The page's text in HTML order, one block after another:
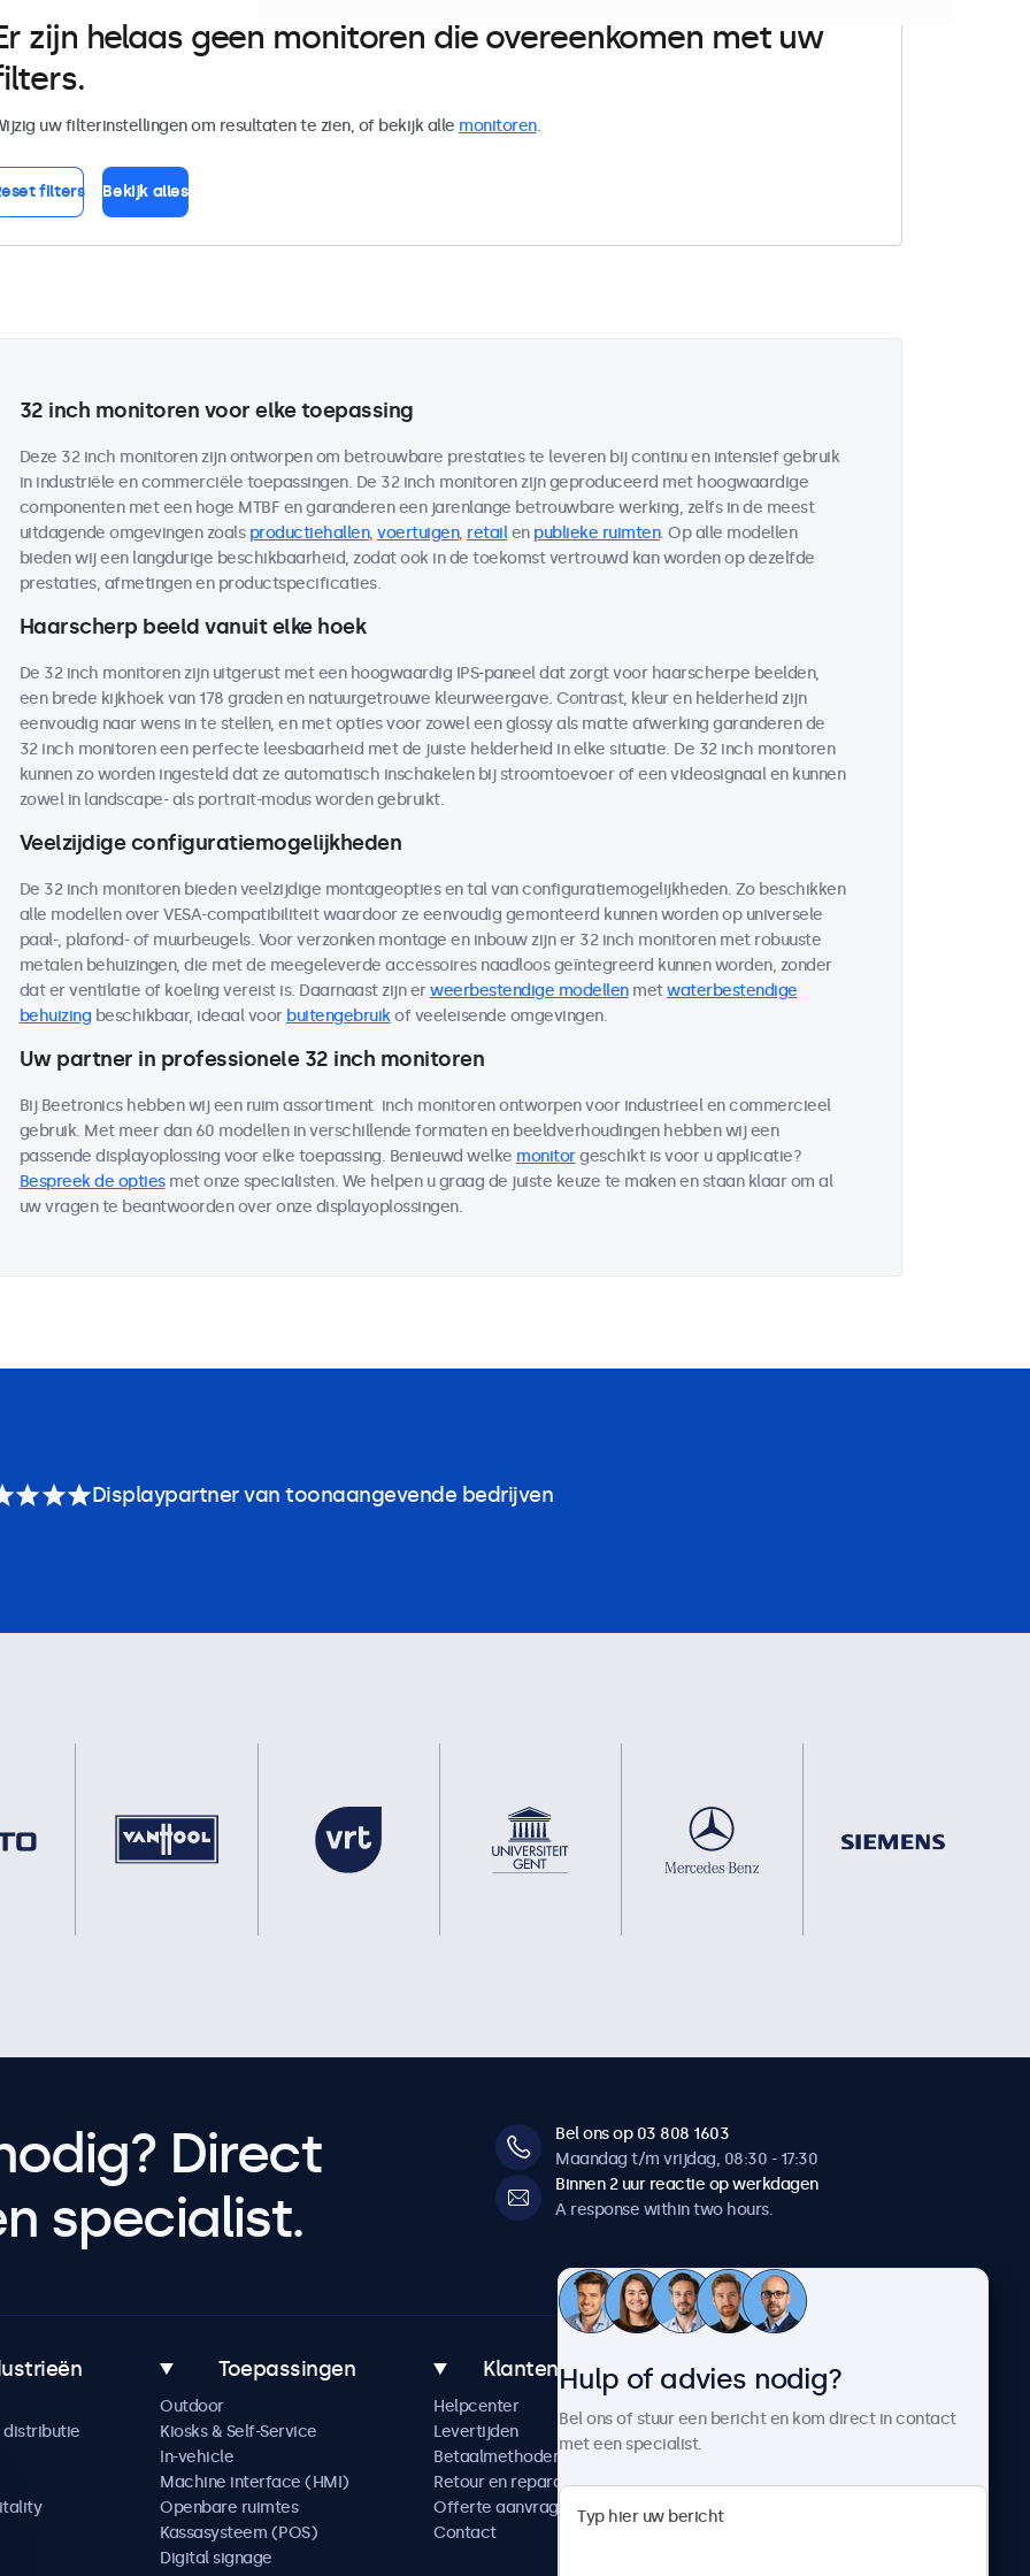
zijn helaas geen monitoren die overeenkomen met uw
uw filterinstellingen om resultaten te zien, of bekijk alle monitoren.
filters Bekijk alles
32 inch monitoren voor elke toepassing
Deze 32 inch monitoren zijn ontworpen om betrouwbare prestaties te leveren bij continu en intensief gebruik
in industriële en commerciële toepassingen. De 32 inch monitoren zijn geproduceerd met hoogwaardige
componenten met een hoge MTBF en garanderen een jarenlange betrouwbare werking, zelfs in de meest
uitdagende omgevingen zoals productiehallen, voertuigen, retailen publieke ruimten. Op alle modellen
bieden wij een langdurige beschikbaarheid, zodat ook in de toekomst vertrouwd kan worden op dezelfde
prestaties, afmetingen en productspecificaties.
Haarscherp beeld vanuit elke hoek
De 32 inch monitoren zijn uitgerust met een hoogwaardig IPS-paneel dat zorgt voor haarscherpe beelden,
een brede kijkhoek van 178 graden en natuurgetrouwe kleurweergave. Contrast, kleur en helderheid zijn
eenvoudig naar wens in te stellen, en met opties voor zowel een glossy als matte afwerking garanderen de
32 inch monitoren een perfecte leesbaarheid met de juiste helderheid in elke situatie. De 32 inch monitoren
kunnen zo worden ingesteld dat ze automatisch inschakelen bij stroomtoevoer of een videosignaal en kunnen
zowel in landscape- als portrait-modus worden gebruikt.
Veelzijdige configuratiemogelijkheden
De 32 inch monitoren bieden veelzijdige montageopties en tal van configuratiemogelijkheden. Zo beschikken
alle modellen over VESA-compatibiliteit waardoor ze eenvoudig gemonteerd kunnen worden op universele
paal-, plafond- of muurbeugels. Voor verzonken montage en inbouw zijn er 32 inch monitoren met robuuste
metalen behuizingen, die met de meegeleverde accessoires naadloos geïntegreerd kunnen worden, zonder
dat er ventilatie of koeling vereist is. Daarnaast zijn erweerbestendige modellenmetwaterbestendige
behuizing beschikbaar, ideaal voor buitengebruikof veeleisende omgevingen.
Uw partner in professionele 32 inch monitoren
Bij Beetronics hebben wij een ruim assortiment inch monitoren ontworpen voor industrieel en commercieel
gebruik. Met meer dan 60 modellen in verschillende formaten en beeldverhoudingen hebben wij een
passende displayoplossing voor elke toepassing. Benieuwd welke monitorgeschikt is voor u applicatie?
Bespreek de optiesmet onze specialisten. We helpen u graag de juiste keuze te maken en staan klaar om al
uw vragen te beantwoorden over onze displayoplossingen.
Displaypartner van toonaangevende bedrijven
Direct
specialist.
Bel ons op 03 808 1603
Maandag t/m vrijdag, 08:30 - 17:30
Binnen 2 uur reactie op werkdagen
A response within two hours.
distributie
Toepassingen
Outdoor
Kiosks & Self-Service
In-vehicle
Machine interface (HMI)
Openbare ruimtes
Kassasysteem (POS)
Digital signage
Klantenservice
Helpcenter
Levertijden
Betaalmethoden
Retour en reparatie
Offerte aanvragen
Contact
Over Beetronics
Werken bij Beetronics
Algemene voorwaarden
Hulp of advies nodig?
Bel ons of stuur een bericht en kom direct in contact
met een specialist.